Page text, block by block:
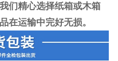
们精心选择纸箱或木箱
在运输中完好无损。